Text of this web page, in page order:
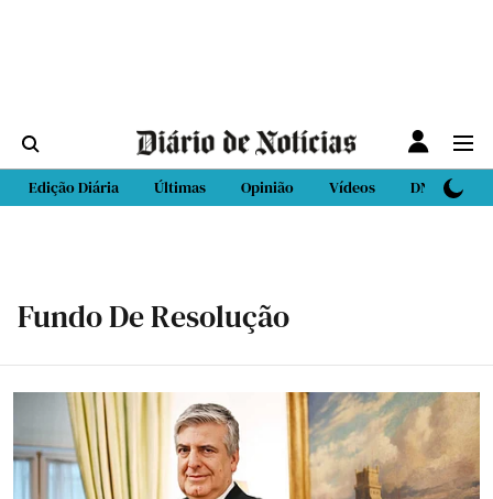
Edição Diária Últimas Opinião Vídeos DN Sport
Fundo De Resolução